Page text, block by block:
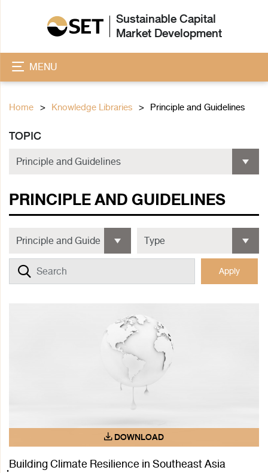
Sustainable Capital
Market Development
MENU
Home Knowledge Libraries Principle and Guidelines
TOPIC
PRINCIPLE AND GUIDELINES
Apply
ฺBuilding Climate Resilience in Southeast Asia